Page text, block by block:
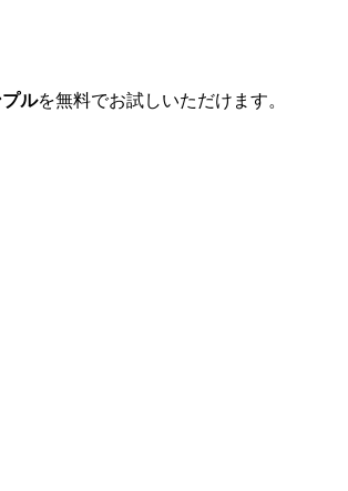
ルを無料でお試しいただけます。​